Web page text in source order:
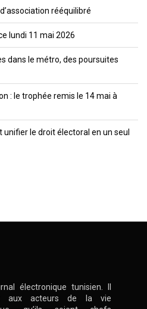
rééquilibré
lundi 11 mai 2026
dans le métro, des poursuites
: le trophée remis le 14 mai à
le droit électoral en un seul
électronique tunisien. Il
aux acteurs de la vie